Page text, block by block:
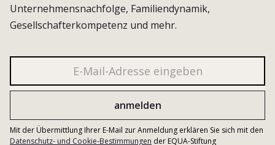
Unternehmensnachfolge, Familiendynamik,
Gesellschafterkompetenz und mehr.
Mit der Übermittlung Ihrer E-Mail zur Anmeldung erklären Sie sich mit den
Datenschutz- und Cookie-Bestimmungen der EQUA-Stiftung